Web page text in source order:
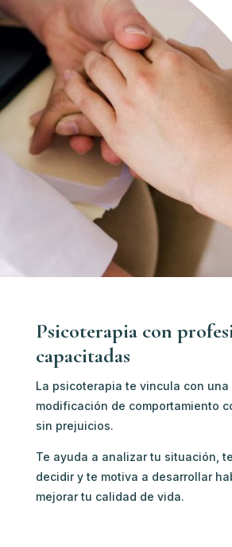
Psicoterapia con
capacitadas
La psicoterapia te vincula con una
modificación de comportamiento c
sin prejuicios.
Te ayuda a analizar tu situación,
decidir y te motiva a desarrollar
mejorar tu calidad de vida.